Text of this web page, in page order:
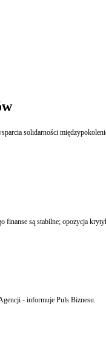
są stabilne; opozycja
- informuje Puls Biznesu.